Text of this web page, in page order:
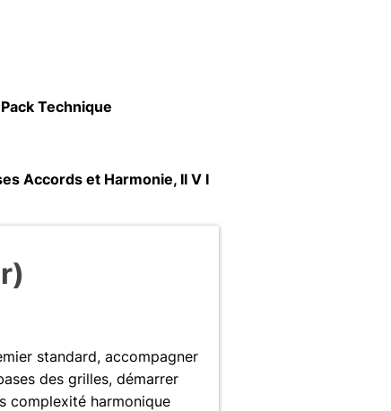
Pack Technique
Accords et Harmonie, II V I
standard, accompagner
des grilles, démarrer
complexité harmonique